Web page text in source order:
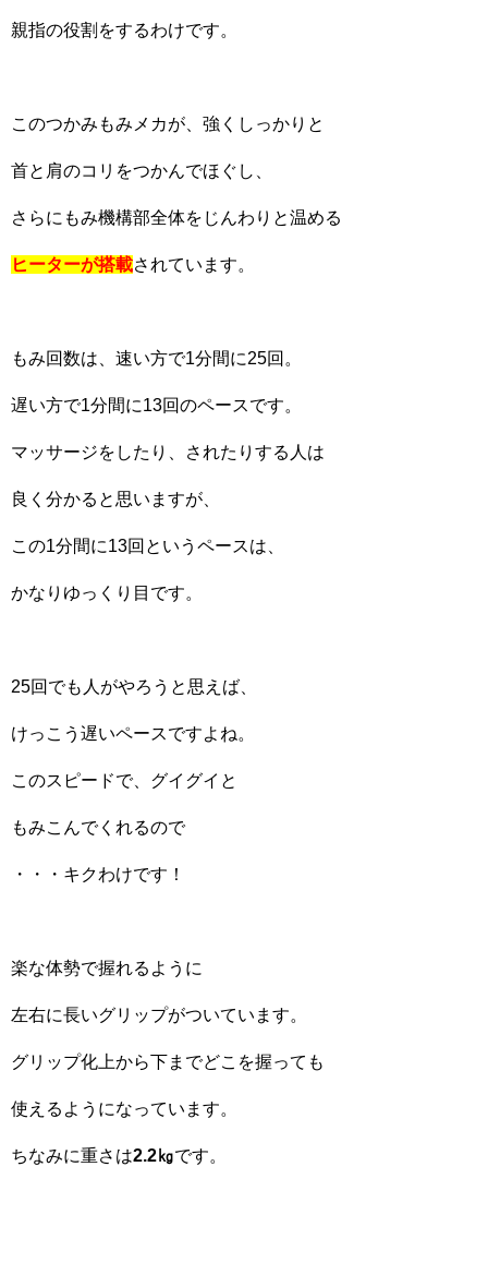
親指の役割をするわけです。
このつかみもみメカが、強くしっかりと
首と肩のコリをつかんでほぐし、
さらにもみ機構部全体をじんわりと温める
ヒーターが搭載されています。
もみ回数は、速い方で1分間に25回。
遅い方で1分間に13回のペースです。
マッサージをしたり、されたりする人は
良く分かると思いますが、
この1分間に13回というペースは、
かなりゆっくり目です。
25回でも人がやろうと思えば、
けっこう遅いペースですよね。
このスピードで、グイグイと
もみこんでくれるので
・・・キクわけです！
楽な体勢で握れるように
左右に長いグリップがついています。
グリップ化上から下までどこを握っても
使えるようになっています。
ちなみに重さは2.2㎏です。